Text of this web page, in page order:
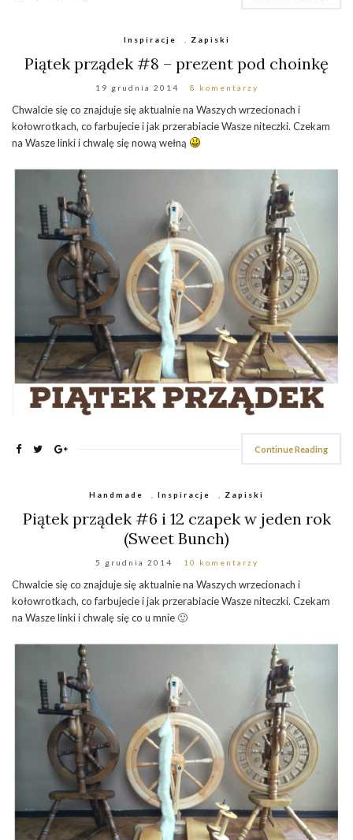
Inspiracje Zapiski
Piątek prządek #8 – prezent pod choinkę
19 grudnia 2014 8 komentarzy
Chwalcie się co znajduje się aktualnie na Waszych wrzecionach i
kołowrotkach, co farbujecie i jak przerabiacie Wasze niteczki. Czekam
na Wasze linki i chwalę się nową wełną
Continue Reading
Handmade Inspiracje Zapiski
Piątek prządek #6 i 12 czapek w jeden rok
(Sweet Bunch)
5 grudnia 2014 10 komentarzy
Chwalcie się co znajduje się aktualnie na Waszych wrzecionach i
kołowrotkach, co farbujecie i jak przerabiacie Wasze niteczki. Czekam
na Wasze linki i chwalę się co u mnie 🙂